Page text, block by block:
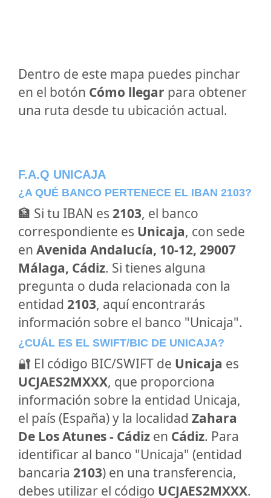
Dentro de este mapa puedes pinchar
en el botón Cómo llegar para obtener
una ruta desde tu ubicación actual.
F.A.Q UNICAJA
¿A QUÉ BANCO PERTENECE EL IBAN 2103?
🏦 Si tu IBAN es 2103, el banco
correspondiente es Unicaja, con sede
en Avenida Andalucía, 10-12, 29007
Málaga, Cádiz. Si tienes alguna
pregunta o duda relacionada con la
entidad 2103, aquí encontrarás
información sobre el banco "Unicaja".
¿CUÁL ES EL SWIFT/BIC DE UNICAJA?
🔐 El código BIC/SWIFT de Unicaja es
UCJAES2MXXX, que proporciona
información sobre la entidad Unicaja,
el país (España) y la localidad Zahara
De Los Atunes - Cádiz en Cádiz. Para
identificar al banco "Unicaja" (entidad
bancaria 2103) en una transferencia,
debes utilizar el código UCJAES2MXXX.